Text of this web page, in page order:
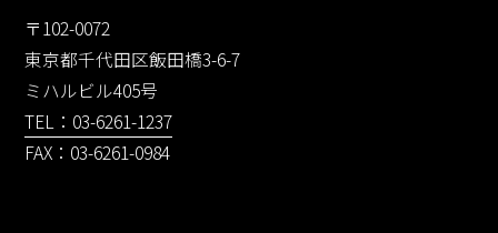
〒102-0072
東京都千代田区飯田橋3-6-7
ミハルビル405号
TEL：03-6261-1237
FAX：03-6261-0984